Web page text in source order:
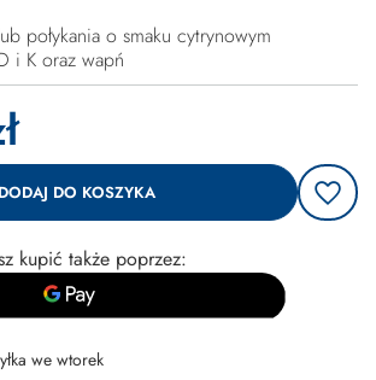
połykania o smaku cytrynowym
i K oraz wapń
DODAJ DO KOSZYKA
kupić także poprzez:
we wtorek